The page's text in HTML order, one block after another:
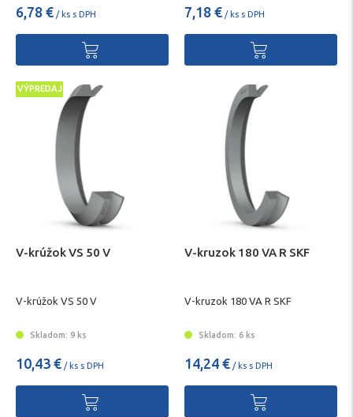
6,78 € / ks s DPH 7,18 € / ks s DPH
VÝPREDAJ
V-krúžok VS 50 V
V-krúžok VS 50 V
Skladom: 9 ks
10,43 € / ks s DPH
V-kruzok 180 VA R SKF
V-kruzok 180 VA R SKF
Skladom: 6 ks
14,24 € / ks s DPH